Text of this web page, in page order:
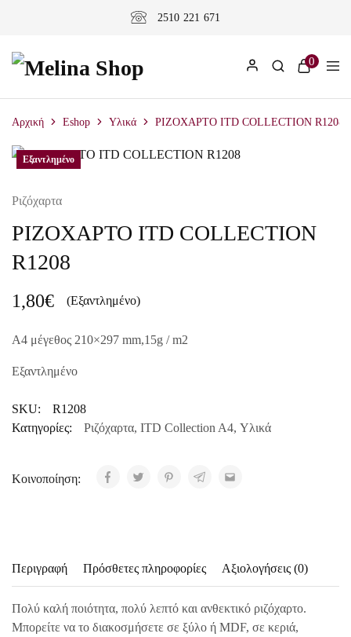
2510 221 671
0
Αρχική Eshop Υλικά ΡΙΖΟΧΑΡΤΟ ITD COLLECTION R1208
Εξαντλημένο
Ριζόχαρτα
ΡΙΖΟΧΑΡΤΟ ITD COLLECTION
R1208
1,80€ (Εξαντλημένο)
A4 μέγεθος 210×297 mm,15g / m2
Εξαντλημένο
SKU:
R1208
Κατηγορίες:
Ριζόχαρτα, ITD Collection A4, Υλικά
Κοινοποίηση:
Περιγραφή Πρόσθετες πληροφορίες Αξιολογήσεις (0)
Πολύ καλή ποιότητα, πολύ λεπτό και ανθεκτικό ριζόχαρτο.
Μπορείτε να το διακοσμήσετε σε ξύλο ή MDF, σε κεριά,